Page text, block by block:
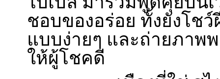
ชอบของอร่อย ทั้งยังโช
แบบง่ายๆ และถ่ายภาพ
ให้ผู้โชคดี